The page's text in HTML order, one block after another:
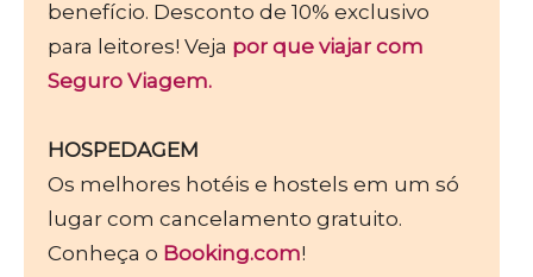
benefício. Desconto de 10% exclusivo
para leitores! Veja por que viajar com
Seguro Viagem.
HOSPEDAGEM
Os melhores hotéis e hostels em um só
lugar com cancelamento gratuito.
Conheça o Booking.com!